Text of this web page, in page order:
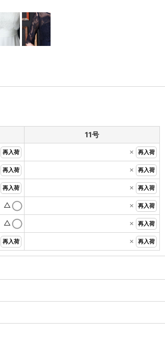
11号
再入荷 × 再入荷
再入荷 × 再入荷
再入荷 × 再入荷
△ × 再入荷
△ × 再入荷
再入荷 × 再入荷